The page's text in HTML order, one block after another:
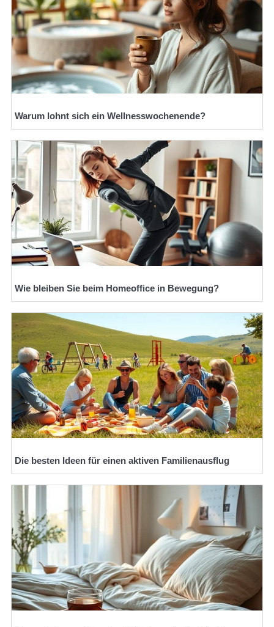
Warum lohnt sich ein Wellnesswochenende?
Wie bleiben Sie beim Homeoffice in Bewegung?
Die besten Ideen für einen aktiven Familienausflug